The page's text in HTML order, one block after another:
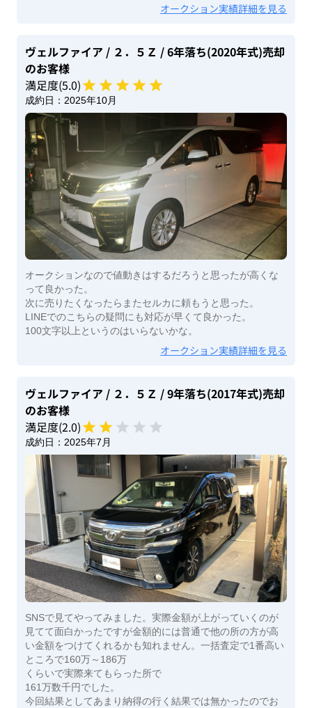
オークション実績詳細を見る
ヴェルファイア / ２．５Ｚ / 6年落ち(2020年式)売却
のお客様
満足度(5.0)
成約日： 2025年10月
オークションなので値動きはするだろうと思ったが高くな
って良かった。
次に売りたくなったらまたセルカに頼もうと思った。
LINEでのこちらの疑問にも対応が早くて良かった。
100文字以上というのはいらないかな。
オークション実績詳細を見る
ヴェルファイア / ２．５Ｚ / 9年落ち(2017年式)売却
のお客様
満足度(2.0)
成約日： 2025年7月
SNSで見てやってみました。実際金額が上がっていくのが
見てて面白かったですが金額的には普通で他の所の方が高
い金額をつけてくれるかも知れません。一括査定で1番高い
ところで160万～186万
くらいで実際来てもらった所で
161万数千円でした。
今回結果としてあまり納得の行く結果では無かったのでお